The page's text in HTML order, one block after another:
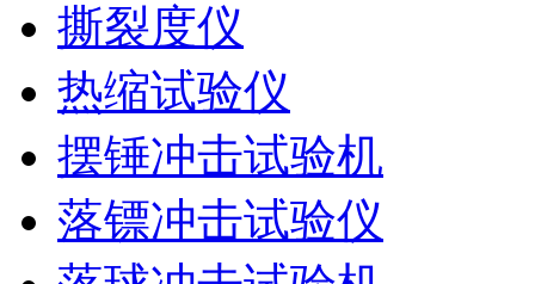
撕裂度仪
热缩试验仪
摆锤冲击试验机
落镖冲击试验仪